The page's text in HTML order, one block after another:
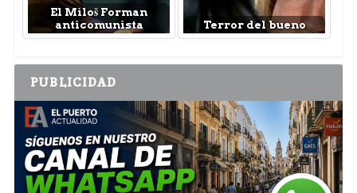
El Miloš Forman
anticomunista
Terror del bueno
PUBLICIDAD